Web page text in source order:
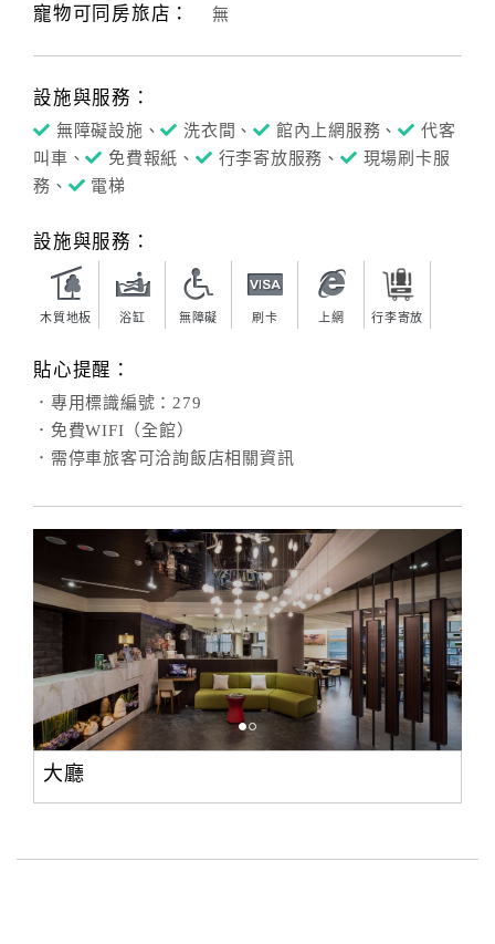
服
單
Line
上
紅
Q&A
國
旅
卡
訂
房
款
寵物可同房旅店： 無
設施與服務：
無障礙設施、 洗衣間、 館內上網服務、
代客
叫車、
免費報紙、 行李寄放服務、
現場刷卡服
務、
電梯
設施與服務：
木質地板 浴缸 無障礙 刷卡 上網 行李寄放
貼心提醒：
．專用標識編號：279
．免費WIFI（全館）
．需停車旅客可洽詢飯店相關資訊
大廳